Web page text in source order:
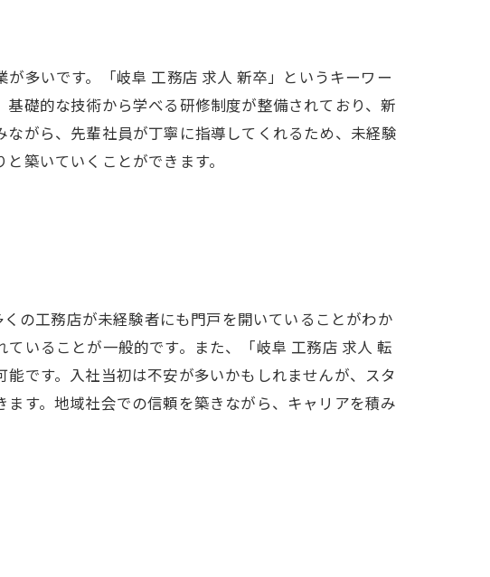
多いです。「岐阜 工務店 求人 新卒」というキーワー
礎的な技術から学べる研修制度が整備されており、新
がら、先輩社員が丁寧に指導してくれるため、未経験
築いていくことができます。
の工務店が未経験者にも門戸を開いていることがわか
いることが一般的です。また、「岐阜 工務店 求人 転
です。入社当初は不安が多いかもしれませんが、スタ
す。地域社会での信頼を築きながら、キャリアを積み